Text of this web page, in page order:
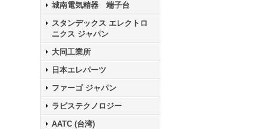
城南電気精器 端子台
スタンデックス エレクトロ
ニクス ジャパン
大同工業所
日本エレパーツ
ファーゴ ジャパン
ラピステクノロジー
AATC (台湾)